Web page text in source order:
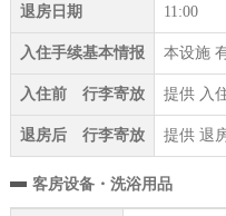
退房日期 11:00
入住手续基本情报 本设施
入住前 行李寄放 提供 入
退房后 行李寄放 提供 退
客房设备・洗浴用品